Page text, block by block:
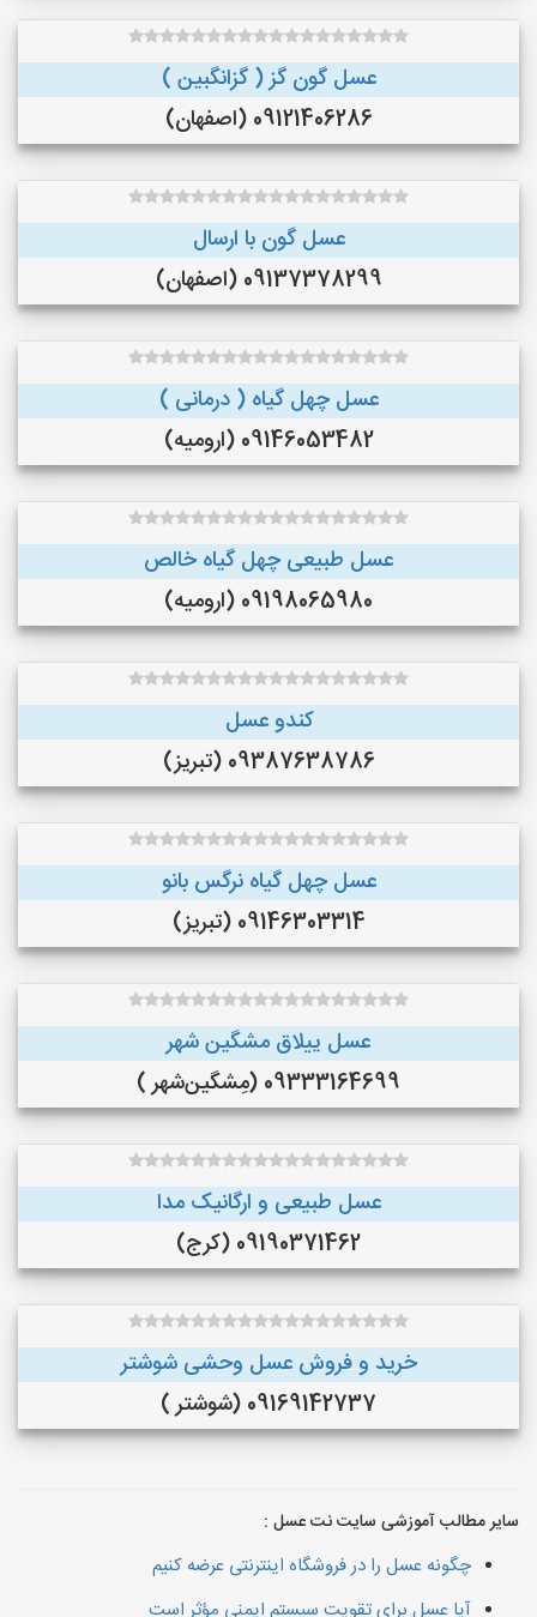
عسل گون گز ( گزانگبین )
09121406286 (اصفهان)
عسل گون با ارسال
09137378299 (اصفهان)
عسل چهل گیاه ( درمانی )
09146053482 (ارومیه)
عسل طبیعی چهل گیاه خالص
09198065980 (ارومیه)
کندو عسل
09387638786 (تبریز)
عسل چهل گیاه نرگس بانو
09146303314 (تبریز)
عسل ییلاق مشگین شهر
09333164699 (مِشگین‌شهر )
عسل طبیعی و ارگانیک مدا
09190371462 (کرج)
خرید و فروش عسل وحشی شوشتر
09169142737 (شوشتر )
سایر مطالب آموزشی سایت نت عسل :
چگونه عسل را در فروشگاه اینترنتی عرضه کنیم
آیا عسل برای تقویت سیستم ایمنی مؤثر است